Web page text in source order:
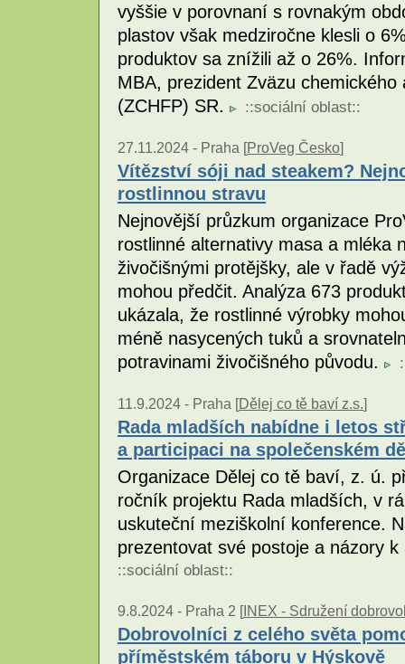
vyššie v porovnaní s rovnakým
plastov však medziročne klesli o
produktov sa znížili až o 26%.
MBA, prezident Zväzu
(ZCHFP) SR.
::sociální oblast::
27.11.2024 - Praha [ProVeg Česko]
Vítězství sóji nad steakem?
rostlinnou stravu
Nejnovější průzkum organizace
rostlinné alternativy masa a mléka
živočišnými protějšky, ale v řadě
mohou předčit. Analýza 673
ukázala, že rostlinné výrobky
méně nasycených tuků a
potravinami živočišného původu.
11.9.2024 - Praha [Dělej co tě baví z.s.]
Rada mladších nabídne i letos
a participaci na společenském
Organizace Dělej co tě baví, z. ú.
ročník projektu Rada mladších, v
uskuteční meziškolní konference.
prezentovat své postoje a názory
::sociální oblast::
9.8.2024 - Praha 2 [INEX - Sdružení
Dobrovolníci z celého světa
příměstském táboru v Hýskově